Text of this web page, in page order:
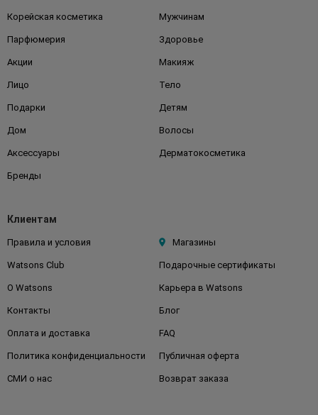
Корейская косметика Мужчинам
Парфюмерия Здоровье
Акции Макияж
Лицо Тело
Подарки Детям
Дом Волосы
Аксессуары Дерматокосметика
Бренды
Клиентам
Правила и условия Магазины
Watsons Club Подарочные сертификаты
О Watsons Карьера в Watsons
Контакты Блог
Оплата и доставка FAQ
Политика конфиденциальности Публичная оферта
СМИ о нас Возврат заказа